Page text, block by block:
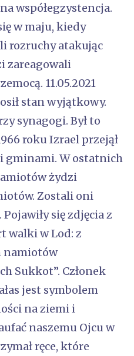
współegzystencja.
w maju, kiedy
rozruchy atakując
zareagowali
11.05.2021
stan wyjątkowy.
synagogi. Był to
roku Izrael przejął
gminami. W ostatnich
żydzi
Zostali oni
się zdjęcia z
walki w Lod: z
namiotów
Sukkot”. Członek
jest symbolem
na ziemi i
naszemu Ojcu w
ręce, które